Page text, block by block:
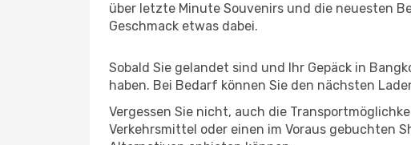
über letzte Minute Souvenirs und die neuesten
Geschmack etwas dabei.
Sobald Sie gelandet sind und Ihr Gepäck in
haben. Bei Bedarf können Sie den nächsten
Vergessen Sie nicht, auch die
Verkehrsmittel oder einen im Voraus gebuchten